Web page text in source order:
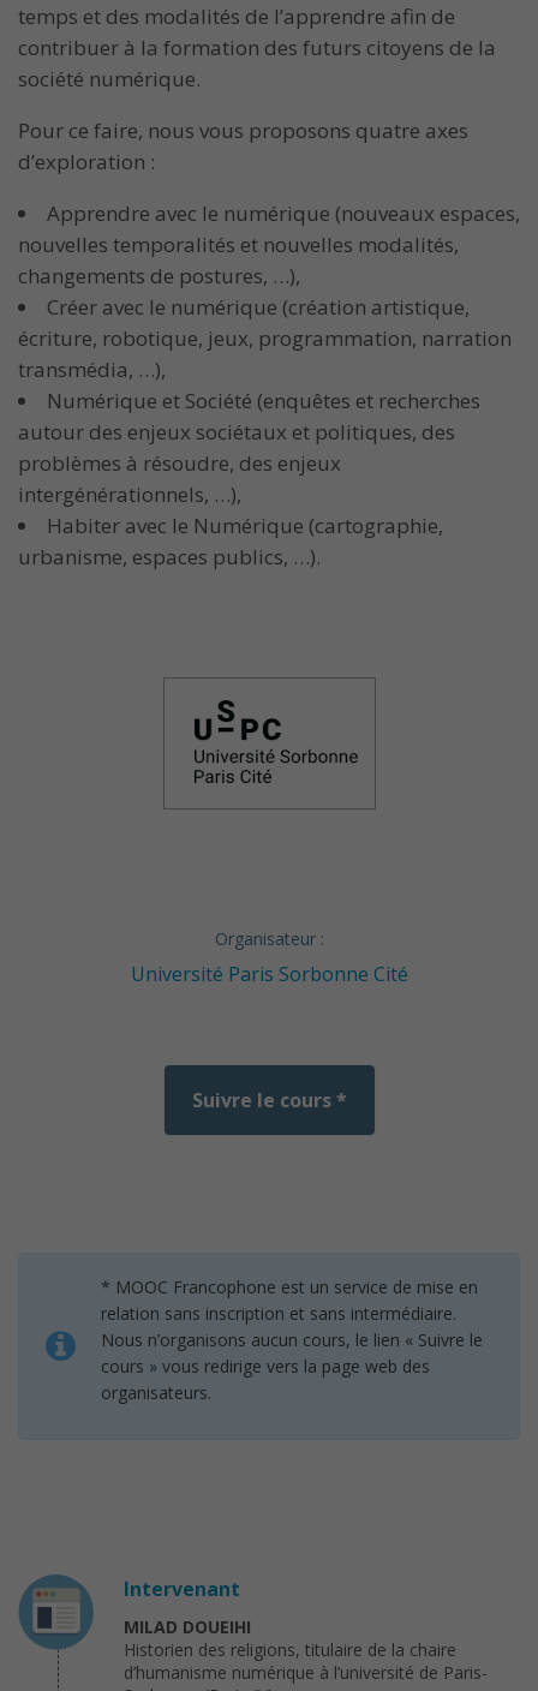
temps et des modalités de l’apprendre afin de
contribuer à la formation des futurs citoyens de la
société numérique.
Pour ce faire, nous vous proposons quatre axes
d’exploration :
Apprendre avec le numérique (nouveaux espaces,
nouvelles temporalités et nouvelles modalités,
changements de postures, …),
Créer avec le numérique (création artistique,
écriture, robotique, jeux, programmation, narration
transmédia, …),
Numérique et Société (enquêtes et recherches
autour des enjeux sociétaux et politiques, des
problèmes à résoudre, des enjeux
intergénérationnels, …),
Habiter avec le Numérique (cartographie,
urbanisme, espaces publics, …).
Organisateur :
Université Paris Sorbonne Cité
Suivre le cours *
* MOOC Francophone est un service de mise en
relation sans inscription et sans intermédiaire.
Nous n’organisons aucun cours, le lien « Suivre le
cours » vous redirige vers la page web des
organisateurs.
Intervenant
MILAD DOUEIHI
Historien des religions, titulaire de la chaire
d’humanisme numérique à l’université de Paris-